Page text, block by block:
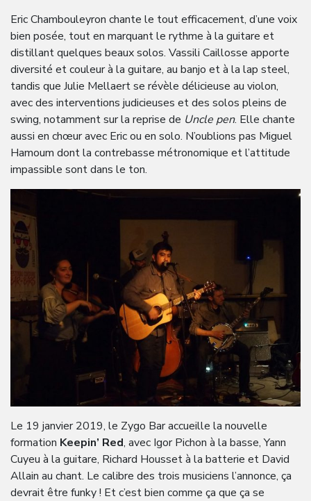
Eric Chambouleyron chante le tout efficacement, d’une voix
bien posée, tout en marquant le rythme à la guitare et
distillant quelques beaux solos. Vassili Caillosse apporte
diversité et couleur à la guitare, au banjo et à la lap steel,
tandis que Julie Mellaert se révèle délicieuse au violon,
avec des interventions judicieuses et des solos pleins de
swing, notamment sur la reprise de Uncle pen. Elle chante
aussi en chœur avec Eric ou en solo. N’oublions pas Miguel
Hamoum dont la contrebasse métronomique et l’attitude
impassible sont dans le ton.
Le 19 janvier 2019, le Zygo Bar accueille la nouvelle
formation Keepin’ Red, avec Igor Pichon à la basse, Yann
Cuyeu à la guitare, Richard Housset à la batterie et David
Allain au chant. Le calibre des trois musiciens l’annonce, ça
devrait être funky ! Et c’est bien comme ça que ça se